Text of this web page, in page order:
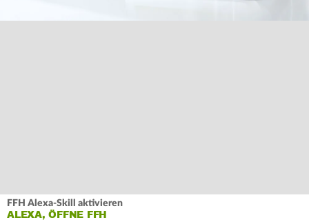
FFH Alexa-Skill aktivieren
ALEXA, ÖFFNE FFH